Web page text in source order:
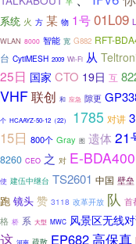
系统 火 方 某 物 1号01L09
WLAN 8000 智能 宽 G882 RFT-
台 CytiMESH 2009 Wi-Fi 从
25日 国家 CTO 19日 互
VHF联创 和 应急 隙更
个 HCAAYZ-50-12（22） 1785 对讲
15日 800个 Gray 图 遗体 21
8260 CEO 之 对 E-BDA400
使 建伍中继台 TS2601 中国 壁垒
跑 镜头 赞 3118 改革开放 队 首
格 桥 系 大型 MWC 风景区无线
这 河南 疏散 EP682高保真